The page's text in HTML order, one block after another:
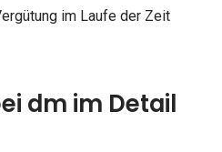
im Laufe der Zeit
dm im Detail